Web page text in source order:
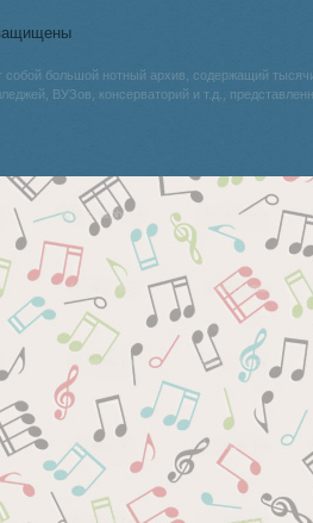
собой большой нотный архив, содержащий
ВУЗов, консерваторий и т.д.,